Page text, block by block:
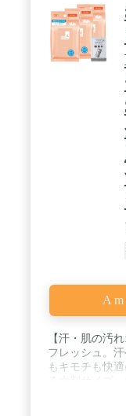
【汗・肌の汚
フレッシュ。
もキモチも快
快さらさら】
たような爽快